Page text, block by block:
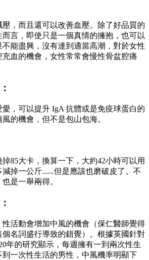
，而且還可以改善血壓。除了好品質的
言，即使只是一個真情的擁抱，也可以
能盡興，沒有達到適當高潮，對於女性
血的機會，女性常常會慢性骨盆腔痛
，可以提升 IgA 抗體或是免疫球蛋白的
的機會，但不是包山包海。
85大卡，換算一下，大約42小時可以用
減掉一公斤......但是應該也磨破皮了。不
是一舉兩得。
性活動會增加中風的機會（保仁醫師覺得
個名詞盛行導致的錯覺）。根據英國針對
年的研究顯示，每週擁有一到兩次性生
一次性生活的男性，中風機率明顯下